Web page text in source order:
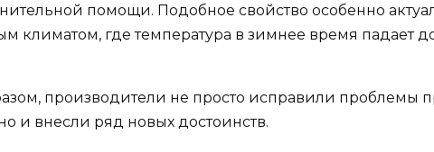
помощи. Подобное свойство особенно
климатом, где температура в зимнее время падает
производители не просто исправили проблемы
и внесли ряд новых достоинств.